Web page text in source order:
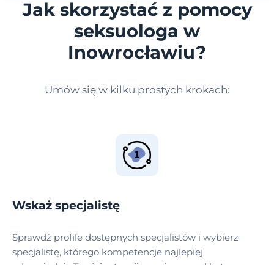
Jak skorzystać z pomocy
seksuologa w
Inowrocławiu?
Umów się w kilku prostych krokach:
Wskaż specjalistę
Sprawdź profile dostępnych specjalistów i wybierz
specjalistę, którego kompetencje najlepiej